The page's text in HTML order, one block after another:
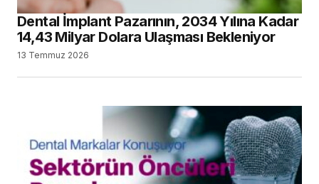
Dental İmplant Pazarının, 2034 Yılına Kadar
14,43 Milyar Dolara Ulaşması Bekleniyor
13 Temmuz 2026